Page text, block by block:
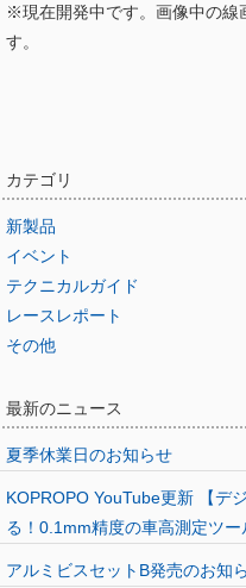
※現在開発中です。画像中の線
す。
カテゴリ
新製品
イベント
テクニカルガイド
レースレポート
その他
最新のニュース
夏季休業日のお知らせ
KOPROPO YouTube更新 【デ
る！0.1mm精度の車高測定ツー
アルミビスセットB発売のお知